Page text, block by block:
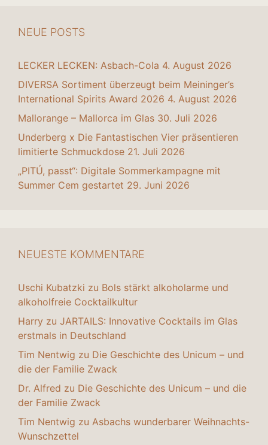
NEUE POSTS
LECKER LECKEN: Asbach-Cola 4. August 2026
DIVERSA Sortiment überzeugt beim Meininger’s
International Spirits Award 2026 4. August 2026
Mallorange – Mallorca im Glas 30. Juli 2026
Underberg x Die Fantastischen Vier präsentieren
limitierte Schmuckdose 21. Juli 2026
„PITÚ, passt“: Digitale Sommerkampagne mit
Summer Cem gestartet 29. Juni 2026
NEUESTE KOMMENTARE
Uschi Kubatzki zu Bols stärkt alkoholarme und
alkoholfreie Cocktailkultur
Harry zu JARTAILS: Innovative Cocktails im Glas
erstmals in Deutschland
Tim Nentwig zu Die Geschichte des Unicum – und
die der Familie Zwack
Dr. Alfred zu Die Geschichte des Unicum – und die
der Familie Zwack
Tim Nentwig zu Asbachs wunderbarer Weihnachts-
Wunschzettel